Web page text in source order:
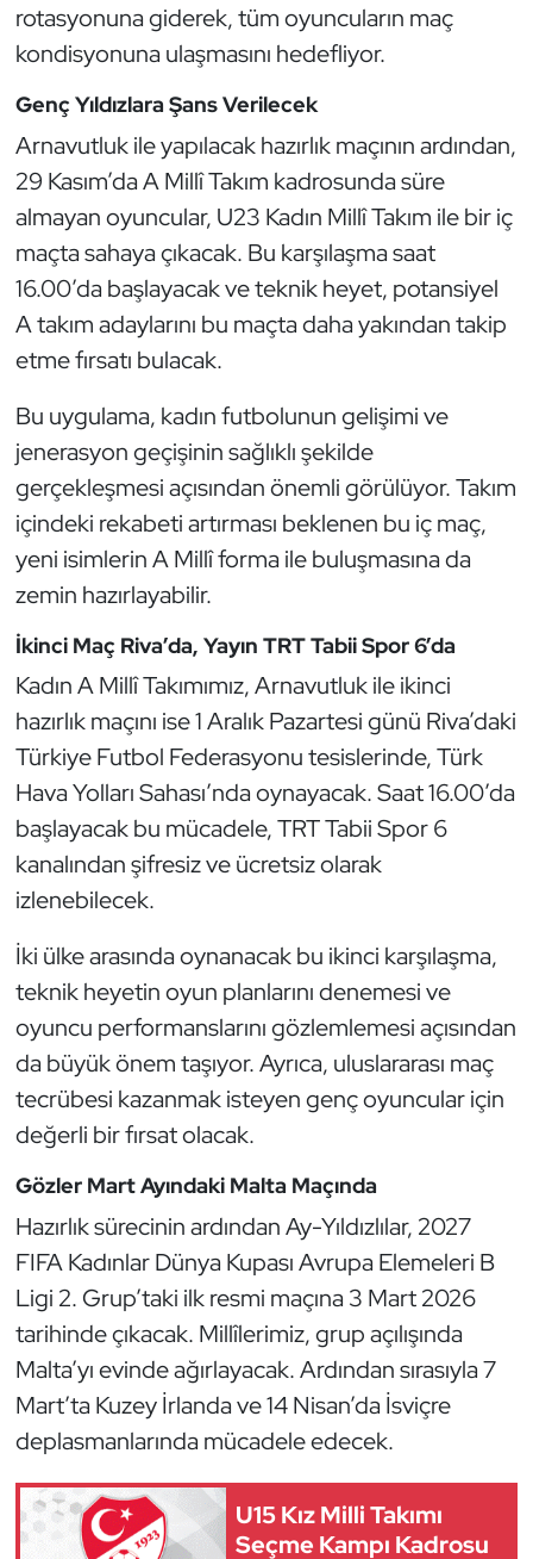
rotasyonuna giderek, tüm oyuncuların maç
kondisyonuna ulaşmasını hedefliyor.
Genç Yıldızlara Şans Verilecek
Arnavutluk ile yapılacak hazırlık maçının ardından,
29 Kasım’da A Millî Takım kadrosunda süre
almayan oyuncular, U23 Kadın Millî Takım ile bir iç
maçta sahaya çıkacak. Bu karşılaşma saat
16.00’da başlayacak ve teknik heyet, potansiyel
A takım adaylarını bu maçta daha yakından takip
etme fırsatı bulacak.
Bu uygulama, kadın futbolunun gelişimi ve
jenerasyon geçişinin sağlıklı şekilde
gerçekleşmesi açısından önemli görülüyor. Takım
içindeki rekabeti artırması beklenen bu iç maç,
yeni isimlerin A Millî forma ile buluşmasına da
zemin hazırlayabilir.
İkinci Maç Riva’da, Yayın TRT Tabii Spor 6’da
Kadın A Millî Takımımız, Arnavutluk ile ikinci
hazırlık maçını ise 1 Aralık Pazartesi günü Riva’daki
Türkiye Futbol Federasyonu tesislerinde, Türk
Hava Yolları Sahası’nda oynayacak. Saat 16.00’da
başlayacak bu mücadele, TRT Tabii Spor 6
kanalından şifresiz ve ücretsiz olarak
izlenebilecek.
İki ülke arasında oynanacak bu ikinci karşılaşma,
teknik heyetin oyun planlarını denemesi ve
oyuncu performanslarını gözlemlemesi açısından
da büyük önem taşıyor. Ayrıca, uluslararası maç
tecrübesi kazanmak isteyen genç oyuncular için
değerli bir fırsat olacak.
Gözler Mart Ayındaki Malta Maçında
Hazırlık sürecinin ardından Ay-Yıldızlılar, 2027
FIFA Kadınlar Dünya Kupası Avrupa Elemeleri B
Ligi 2. Grup’taki ilk resmi maçına 3 Mart 2026
tarihinde çıkacak. Millîlerimiz, grup açılışında
Malta’yı evinde ağırlayacak. Ardından sırasıyla 7
Mart’ta Kuzey İrlanda ve 14 Nisan’da İsviçre
deplasmanlarında mücadele edecek.
U15 Kız Milli Takımı
Seçme Kampı Kadrosu
Halter
Hentbol
İşitme Engelli Sporcular
Judo ve Kuraş
Kano ve Rafting
Kayak
Kempo
Kick Boks
Kürek
Masa Tenisi
Modern Pentatlon
Motor Sporları
Muay Thai
Optimist
Oryantiring
Özel Sporcular
Paralimpik
Ragbi
Satranç
Su Topu
Sualtı Sporları
Tekvando
Tenis